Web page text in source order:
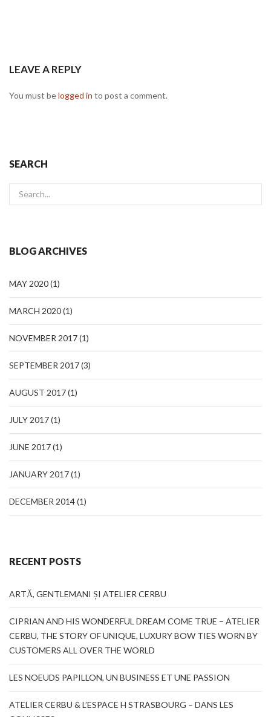
LEAVE A REPLY
You must belogged in to post a comment.
SEARCH
BLOG ARCHIVES
MAY 2020(1)
MARCH 2020(1)
NOVEMBER 2017(1)
SEPTEMBER 2017(3)
AUGUST 2017(1)
JULY 2017(1)
JUNE 2017(1)
JANUARY 2017(1)
DECEMBER 2014(1)
RECENT POSTS
ARTĂ, GENTLEMANI ȘI ATELIER CERBU
CIPRIAN AND HIS WONDERFUL DREAM COME TRUE – ATELIER
CERBU, THE STORY OF UNIQUE, LUXURY BOW TIES WORN BY
CUSTOMERS ALL OVER THE WORLD
LES NOEUDS PAPILLON, UN BUSINESS ET UNE PASSION
ATELIER CERBU & L’ESPACE H STRASBOURG – DANS LES